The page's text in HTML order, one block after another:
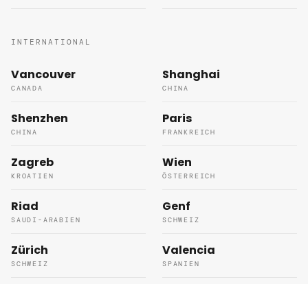
INTERNATIONAL
Vancouver
CANADA
Shanghai
CHINA
Shenzhen
CHINA
Paris
FRANKREICH
Zagreb
KROATIEN
Wien
ÖSTERREICH
Riad
SAUDI-ARABIEN
Genf
SCHWEIZ
Zürich
SCHWEIZ
Valencia
SPANIEN